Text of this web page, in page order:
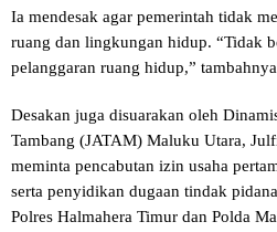
Ia mendesak agar pemerintah tidak
ruang dan lingkungan hidup. “Tidak
pelanggaran ruang hidup,”
Desakan juga disuarakan oleh
Tambang (JATAM) Maluku Utara,
meminta pencabutan izin usaha
serta penyidikan dugaan tindak
Polres Halmahera Timur dan Polda